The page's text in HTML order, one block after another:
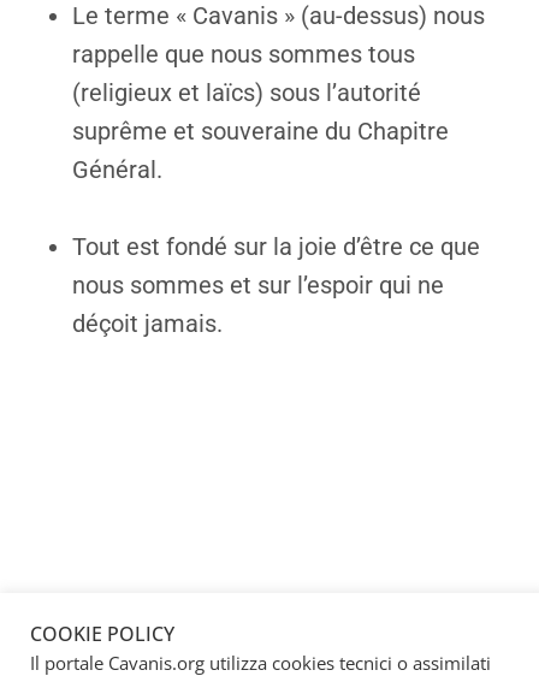
Le terme « Cavanis » (au-dessus) nous
rappelle que nous sommes tous
(religieux et laïcs) sous l’autorité
suprême et souveraine du Chapitre
Général.
Tout est fondé sur la joie d’être ce que
nous sommes et sur l’espoir qui ne
déçoit jamais.
COOKIE POLICY
Il portale Cavanis.org utilizza cookies tecnici o assimilati